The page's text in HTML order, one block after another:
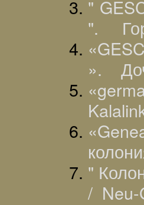
"
".
».
"
/ Neu-